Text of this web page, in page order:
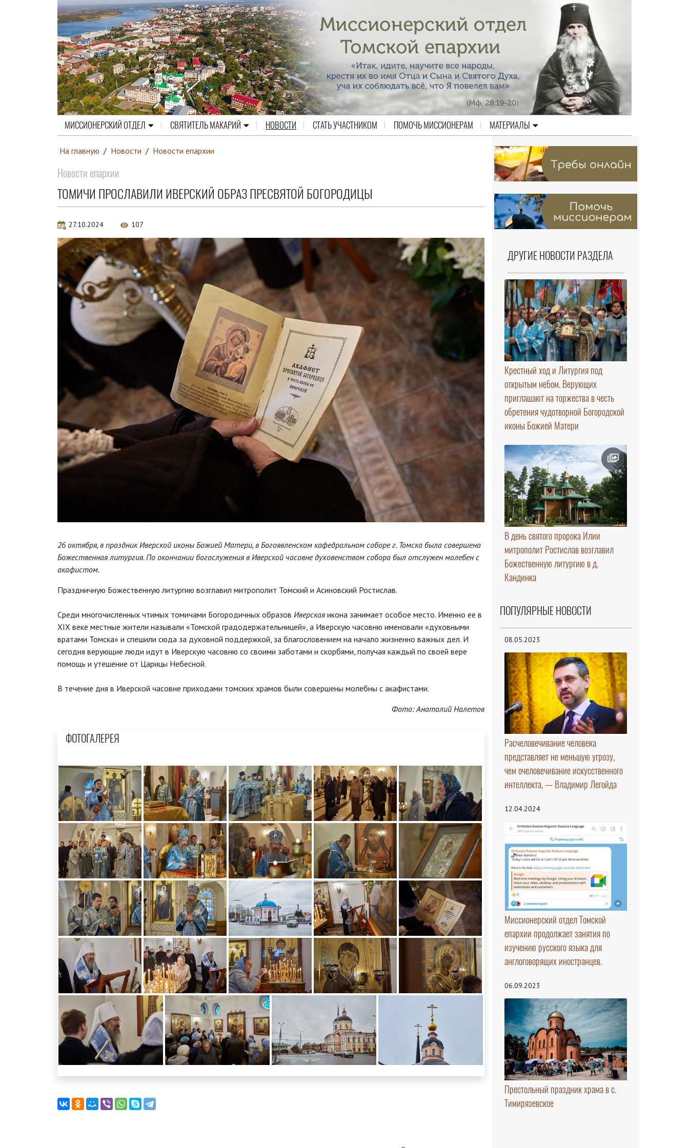
МИССИОНЕРСКИЙ ОТДЕЛ СВЯТИТЕЛЬ МАКАРИЙ НОВОСТИ СТАТЬ УЧАСТНИКОМ ПОМОЧЬ МИССИОНЕРАМ МАТЕРИАЛЫ
На главную / Новости / Новости епархии
Новости епархии
ТОМИЧИ ПРОСЛАВИЛИ ИВЕРСКИЙ ОБРАЗ ПРЕСВЯТОЙ БОГОРОДИЦЫ
27.10.2024 107
26 октября, в праздник Иверской иконы Божией Матери, в Богоявленском кафедральном соборе г. Томска была совершена
Божественная литургия. По окончании богослужения в Иверской часовне духовенством собора был отслужен молебен с
акафистом.
Праздничную Божественную литургию возглавил митрополит Томский и Асиновский Ростислав.
Среди многочисленных чтимых томичами Богородичных образов Иверскаяикона занимает особое место. Именно ее в
XIX веке местные жители называли «Томской градодержательницей», а Иверскую часовню именовали «духовными
вратами Томска» и спешили сюда за духовной поддержкой, за благословением на начало жизненно важных дел. И
сегодня верующие люди идут в Иверскую часовню со своими заботами и скорбями, получая каждый по своей вере
помощь и утешение от Царицы Небесной.
В течение дня в Иверской часовне приходами томских храмов были совершены молебны с акафистами.
Фото: Анатолий Налетов
ФОТОГАЛЕРЕЯ
ДРУГИЕ НОВОСТИ РАЗДЕЛА
Крестный ход и Литургия под
открытым небом. Верующих
приглашают на торжества в честь
обретения чудотворной Богородской
иконы Божией Матери
В день святого пророка Илии
митрополит Ростислав возглавил
Божественную литургию в д.
Кандинка
ПОПУЛЯРНЫЕ НОВОСТИ
08.05.2023
Расчеловечивание человека
представляет не меньшую угрозу,
чем очеловечивание искусственного
интеллекта, — Владимир Легойда
12.04.2024
Миссионерский отдел Томской
епархии продолжает занятия по
изучению русского языка для
англоговорящих иностранцев.
06.09.2023
Престольный праздник храма в с.
Тимирязевское